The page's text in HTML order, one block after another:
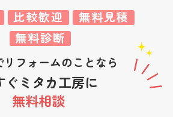
比較歓迎
無料見積
無料診断
リフォームのことなら
ぐミタカ工房に
無料相談